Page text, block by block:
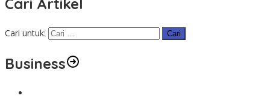
Cari untuk:
Business